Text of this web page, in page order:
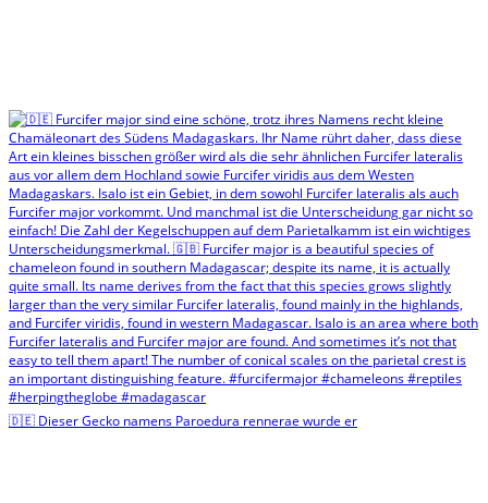
🇩🇪 Dieser Gecko namens Paroedura rennerae wurde er